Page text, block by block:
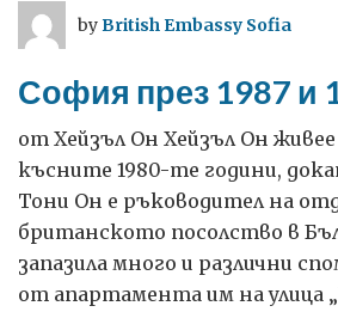
разбереш
на
един
народ
byBritish Embassy Sofia
София през 1987 и
от Хейзъл Он Хейзъл Он живее
късните 1980-те години,
Тони Он е ръководител на
британското посолство в
запазила много и различни
от апартамента им на улица